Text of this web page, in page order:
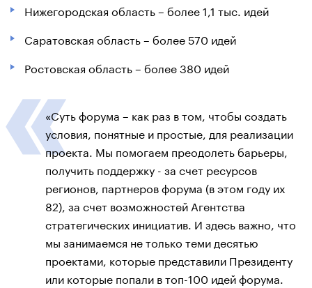
Нижегородская область – более 1,1 тыс. идей
Саратовская область – более 570 идей
Ростовская область – более 380 идей
«Суть форума – как раз в том, чтобы создать
условия, понятные и простые, для реализации
проекта. Мы помогаем преодолеть барьеры,
получить поддержку - за счет ресурсов
регионов, партнеров форума (в этом году их
82), за счет возможностей Агентства
стратегических инициатив. И здесь важно, что
мы занимаемся не только теми десятью
проектами, которые представили Президенту
или которые попали в топ-100 идей форума.